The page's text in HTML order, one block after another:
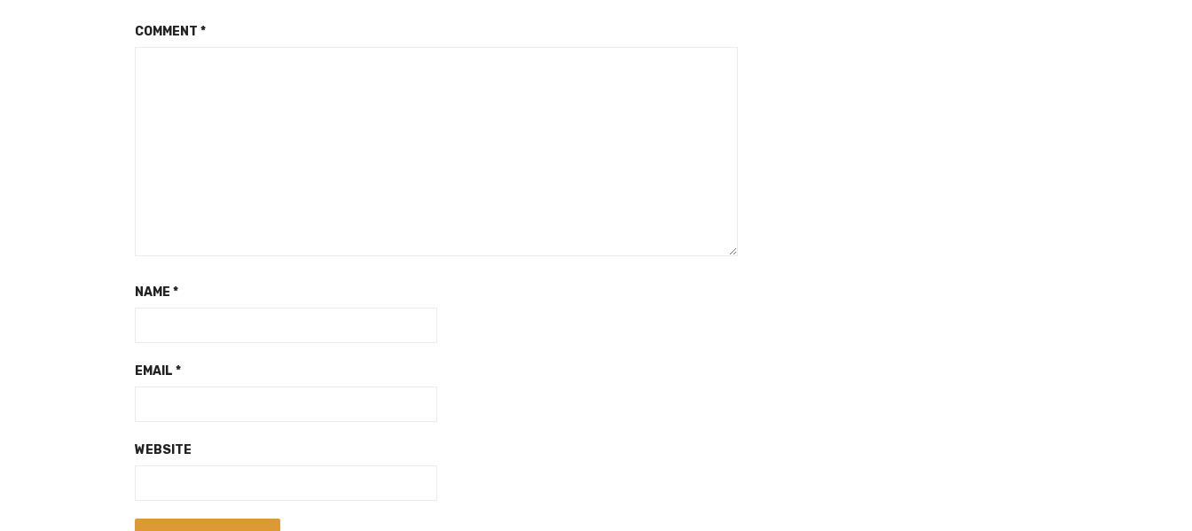
COMMENT *
NAME *
EMAIL *
WEBSITE